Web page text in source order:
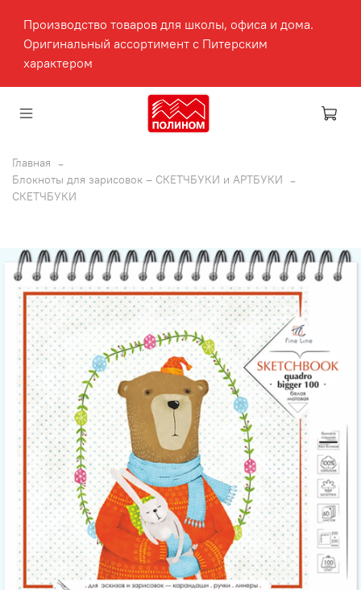
Производство товаров для школы, офиса и дома.
Оригинальный ассортимент с Питерским
характером
Главная
Блокноты для зарисовок – СКЕТЧБУКИ и АРТБУКИ
СКЕТЧБУКИ